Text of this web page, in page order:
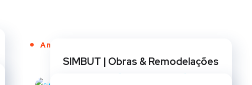
Anos de Serviço
SIMBUT | Obras & Remodelações